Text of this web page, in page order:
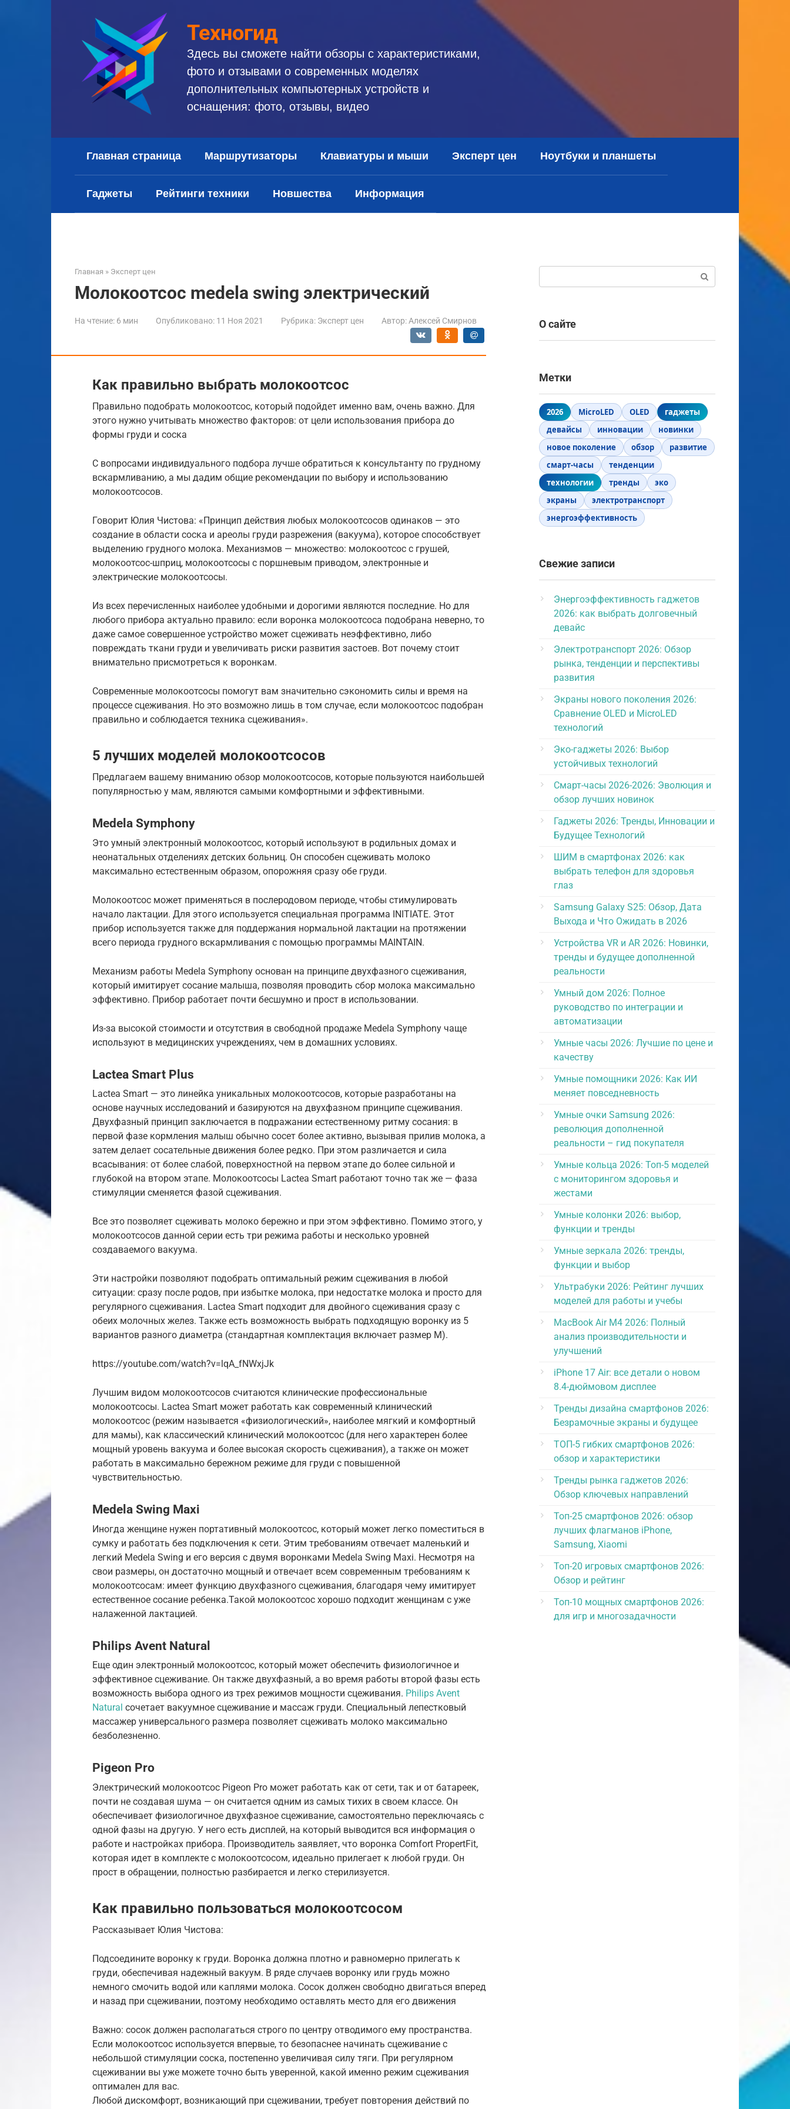
Техногид
Здесь вы сможете найти обзоры с характеристиками,
фото и отзывами о современных моделях
дополнительных компьютерных устройств и
оснащения: фото, отзывы, видео
Главная страница Маршрутизаторы Клавиатуры и мыши Эксперт цен Ноутбуки и планшеты
Гаджеты Рейтинги техники Новшества Информация
Главная » Эксперт цен
Молокоотсос medela swing электрический
На чтение: 6 мин Опубликовано: 11 Ноя 2021 Рубрика: Эксперт цен Автор: Алексей Смирнов
Как правильно выбрать молокоотсос
Правильно подобрать молокоотсос, который подойдет именно вам, очень важно. Для
этого нужно учитывать множество факторов: от цели использования прибора до
формы груди и соска
С вопросами индивидуального подбора лучше обратиться к консультанту по грудному
вскармливанию, а мы дадим общие рекомендации по выбору и использованию
молокоотсосов.
Говорит Юлия Чистова: «Принцип действия любых молокоотсосов одинаков — это
создание в области соска и ареолы груди разрежения (вакуума), которое способствует
выделению грудного молока. Механизмов — множество: молокоотсос с грушей,
молокоотсос-шприц, молокоотсосы с поршневым приводом, электронные и
электрические молокоотсосы.
Из всех перечисленных наиболее удобными и дорогими являются последние. Но для
любого прибора актуально правило: если воронка молокоотсоса подобрана неверно, то
даже самое совершенное устройство может сцеживать неэффективно, либо
повреждать ткани груди и увеличивать риски развития застоев. Вот почему стоит
внимательно присмотреться к воронкам.
Современные молокоотсосы помогут вам значительно сэкономить силы и время на
процессе сцеживания. Но это возможно лишь в том случае, если молокоотсос подобран
правильно и соблюдается техника сцеживания».
5 лучших моделей молокоотсосов
Предлагаем вашему вниманию обзор молокоотсосов, которые пользуются наибольшей
популярностью у мам, являются самыми комфортными и эффективными.
Medela Symphony
Это умный электронный молокоотсос, который используют в родильных домах и
неонатальных отделениях детских больниц. Он способен сцеживать молоко
максимально естественным образом, опорожняя сразу обе груди.
Молокоотсос может применяться в послеродовом периоде, чтобы стимулировать
начало лактации. Для этого используется специальная программа INITIATE. Этот
прибор используется также для поддержания нормальной лактации на протяжении
всего периода грудного вскармливания с помощью программы MAINTAIN.
Механизм работы Medela Symphony основан на принципе двухфазного сцеживания,
который имитирует сосание малыша, позволяя проводить сбор молока максимально
эффективно. Прибор работает почти бесшумно и прост в использовании.
Из-за высокой стоимости и отсутствия в свободной продаже Medela Symphony чаще
используют в медицинских учреждениях, чем в домашних условиях.
Lactea Smart Plus
Lactea Smart — это линейка уникальных молокоотсосов, которые разработаны на
основе научных исследований и базируются на двухфазном принципе сцеживания.
Двухфазный принцип заключается в подражании естественному ритму сосания: в
первой фазе кормления малыш обычно сосет более активно, вызывая прилив молока, а
затем делает сосательные движения более редко. При этом различается и сила
всасывания: от более слабой, поверхностной на первом этапе до более сильной и
глубокой на втором этапе. Молокоотсосы Lactea Smart работают точно так же — фаза
стимуляции сменяется фазой сцеживания.
Все это позволяет сцеживать молоко бережно и при этом эффективно. Помимо этого, у
молокоотсосов данной серии есть три режима работы и несколько уровней
создаваемого вакуума.
Эти настройки позволяют подобрать оптимальный режим сцеживания в любой
ситуации: сразу после родов, при избытке молока, при недостатке молока и просто для
регулярного сцеживания. Lactea Smart подходит для двойного сцеживания сразу с
обеих молочных желез. Также есть возможность выбрать подходящую воронку из 5
вариантов разного диаметра (стандартная комплектация включает размер М).
https://youtube.com/watch?v=lqA_fNWxjJk
Лучшим видом молокоотсосов считаются клинические профессиональные
молокоотсосы. Lactea Smart может работать как современный клинический
молокоотсос (режим называется «физиологический», наиболее мягкий и комфортный
для мамы), как классический клинический молокоотсос (для него характерен более
мощный уровень вакуума и более высокая скорость сцеживания), а также он может
работать в максимально бережном режиме для груди с повышенной
чувствительностью.
Medela Swing Maxi
Иногда женщине нужен портативный молокоотсос, который может легко поместиться в
сумку и работать без подключения к сети. Этим требованиям отвечает маленький и
легкий Medela Swing и его версия с двумя воронками Medela Swing Maxi. Несмотря на
свои размеры, он достаточно мощный и отвечает всем современным требованиям к
молокоотсосам: имеет функцию двухфазного сцеживания, благодаря чему имитирует
естественное сосание ребенка.Такой молокоотсос хорошо подходит женщинам с уже
налаженной лактацией.
Philips Avent Natural
Еще один электронный молокоотсос, который может обеспечить физиологичное и
эффективное сцеживание. Он также двухфазный, а во время работы второй фазы есть
возможность выбора одного из трех режимов мощности сцеживания. Philips Avent
Natural сочетает вакуумное сцеживание и массаж груди. Специальный лепестковый
массажер универсального размера позволяет сцеживать молоко максимально
безболезненно.
Pigeon Pro
Электрический молокоотсос Pigeon Pro может работать как от сети, так и от батареек,
почти не создавая шума — он считается одним из самых тихих в своем классе. Он
обеспечивает физиологичное двухфазное сцеживание, самостоятельно переключаясь с
одной фазы на другую. У него есть дисплей, на который выводится вся информация о
работе и настройках прибора. Производитель заявляет, что воронка Comfort PropertFit,
которая идет в комплекте с молокоотсосом, идеально прилегает к любой груди. Он
прост в обращении, полностью разбирается и легко стерилизуется.
Как правильно пользоваться молокоотсосом
Рассказывает Юлия Чистова:
Подсоедините воронку к груди. Воронка должна плотно и равномерно прилегать к
груди, обеспечивая надежный вакуум. В ряде случаев воронку или грудь можно
немного смочить водой или каплями молока. Сосок должен свободно двигаться вперед
и назад при сцеживании, поэтому необходимо оставлять место для его движения
Важно: сосок должен располагаться строго по центру отводимого ему пространства.
Если молокоотсос используется впервые, то безопаснее начинать сцеживание с
небольшой стимуляции соска, постепенно увеличивая силу тяги. При регулярном
сцеживании вы уже можете точно быть уверенной, какой именно режим сцеживания
оптимален для вас.
Любой дискомфорт, возникающий при сцеживании, требует повторения действий по
О сайте
Метки
2026 MicroLED OLED
гаджеты
девайсы
инновации
новинки
новое поколение
обзор
развитие
смарт-часы
тенденции
технологии
тренды
эко
экраны
электротранспорт
энергоэффективность
Свежие записи
Энергоэффективность гаджетов
2026: как выбрать долговечный
девайс
Электротранспорт 2026: Обзор
рынка, тенденции и перспективы
развития
Экраны нового поколения 2026:
Сравнение OLED и MicroLED
технологий
Эко-гаджеты 2026: Выбор
устойчивых технологий
Смарт-часы 2026-2026: Эволюция и
обзор лучших новинок
Гаджеты 2026: Тренды, Инновации и
Будущее Технологий
ШИМ в смартфонах 2026: как
выбрать телефон для здоровья
глаз
Samsung Galaxy S25: Обзор, Дата
Выхода и Что Ожидать в 2026
Устройства VR и AR 2026: Новинки,
тренды и будущее дополненной
реальности
Умный дом 2026: Полное
руководство по интеграции и
автоматизации
Умные часы 2026: Лучшие по цене и
качеству
Умные помощники 2026: Как ИИ
меняет повседневность
Умные очки Samsung 2026:
революция дополненной
реальности – гид покупателя
Умные кольца 2026: Топ-5 моделей
с мониторингом здоровья и
жестами
Умные колонки 2026: выбор,
функции и тренды
Умные зеркала 2026: тренды,
функции и выбор
Ультрабуки 2026: Рейтинг лучших
моделей для работы и учебы
MacBook Air M4 2026: Полный
анализ производительности и
улучшений
iPhone 17 Air: все детали о новом
8.4-дюймовом дисплее
Тренды дизайна смартфонов 2026:
Безрамочные экраны и будущее
ТОП-5 гибких смартфонов 2026:
обзор и характеристики
Тренды рынка гаджетов 2026:
Обзор ключевых направлений
Топ-25 смартфонов 2026: обзор
лучших флагманов iPhone,
Samsung, Xiaomi
Топ-20 игровых смартфонов 2026:
Обзор и рейтинг
Топ-10 мощных смартфонов 2026:
для игр и многозадачности